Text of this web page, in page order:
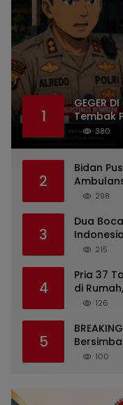
1
GEGER
Tembak
Dugaan
380
2
Bidan
298
3
Dua
dari215
4
Pria 37
di
Diminta
126
5
RR100